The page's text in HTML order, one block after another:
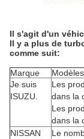
Il s'agit d'un
Il y a plus de
comme suit:
Marque
Modèles
Je suis
ISUZU.
Les
dans la
Les
dans la
NISSAN
Le